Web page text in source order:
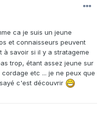
ca je suis un jeune
et connaisseurs peuvent
à savoir si il y a stratageme
trop, étant assez jeune sur
etc ... je ne peux que
c'est découvrir